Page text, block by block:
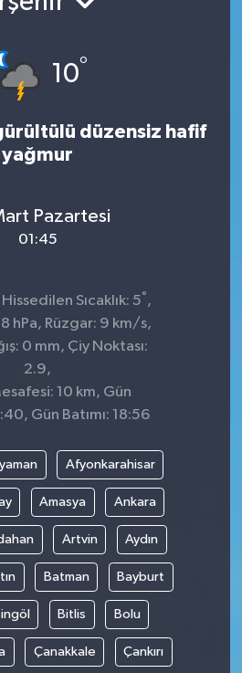
10°
düzensiz hafif
yağmur
Pazartesi
01:45
Sıcaklık: 5° ,
hPa, Rüzgar: 9 km/s,
0 mm, Çiy Noktası:
2.9,
10 km, Gün
Gün Batımı: 18:56
Afyonkarahisar
Amasya Ankara
Artvin Aydın
Batman Bayburt
Bitlis Bolu
Çanakkale Çankırı